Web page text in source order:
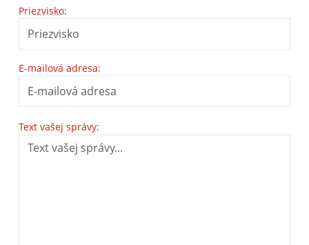
Priezvisko:
E-mailová adresa:
Text vašej správy: